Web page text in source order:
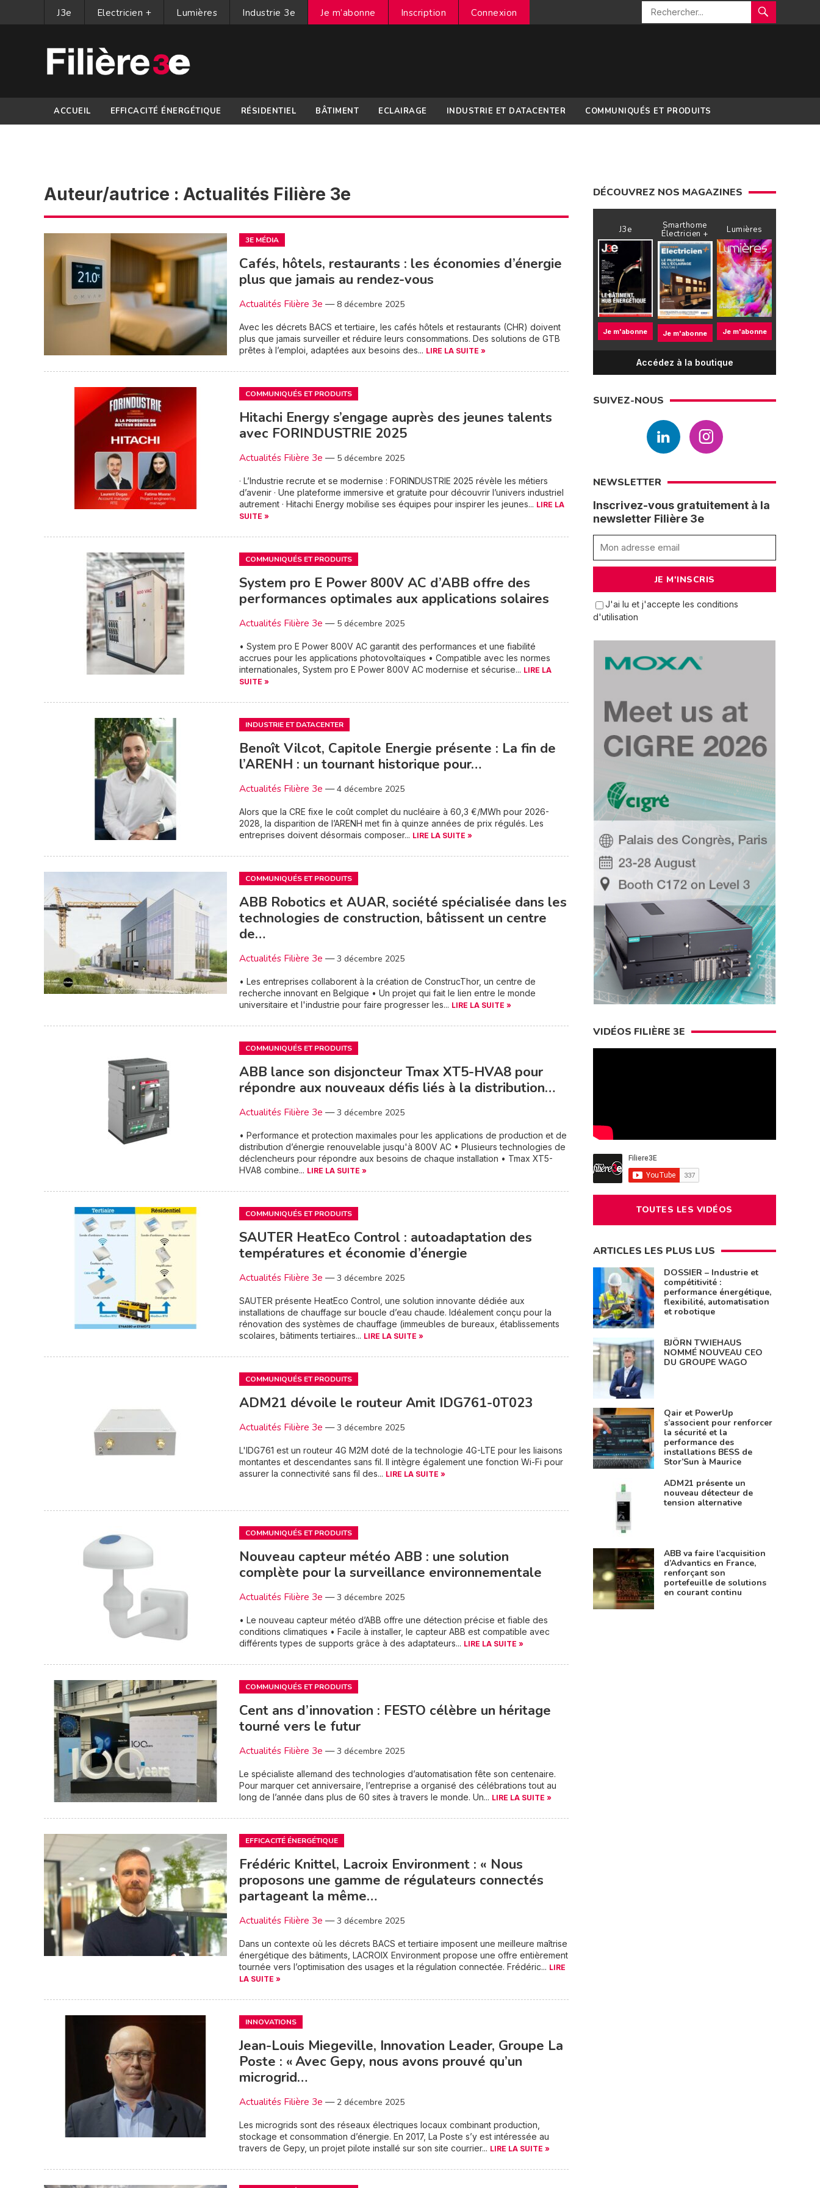
J3e Electricien + Lumières Industrie 3e Je m’abonne Inscription Connexion
ACCUEIL EFFICACITÉ ÉNERGÉTIQUE RÉSIDENTIEL BÂTIMENT ECLAIRAGE INDUSTRIE ET DATACENTER COMMUNIQUÉS ET PRODUITS
Auteur/autrice : Actualités Filière 3e
3E MÉDIA
Cafés, hôtels, restaurants : les économies d’énergie
plus que jamais au rendez-vous
Actualités Filière 3e — 8 décembre 2025
Avec les décrets BACS et tertiaire, les cafés hôtels et restaurants (CHR) doivent
plus que jamais surveiller et réduire leurs consommations. Des solutions de GTB
prêtes à l’emploi, adaptées aux besoins des... LIRE LA SUITE »
COMMUNIQUÉS ET PRODUITS
Hitachi Energy s’engage auprès des jeunes talents
avec FORINDUSTRIE 2025
Actualités Filière 3e — 5 décembre 2025
· L’Industrie recrute et se modernise : FORINDUSTRIE 2025 révèle les métiers
d’avenir · Une plateforme immersive et gratuite pour découvrir l’univers industriel
autrement · Hitachi Energy mobilise ses équipes pour inspirer les jeunes... LIRE LA
SUITE »
COMMUNIQUÉS ET PRODUITS
System pro E Power 800V AC d’ABB offre des
performances optimales aux applications solaires
Actualités Filière 3e — 5 décembre 2025
• System pro E Power 800V AC garantit des performances et une fiabilité
accrues pour les applications photovoltaïques • Compatible avec les normes
internationales, System pro E Power 800V AC modernise et sécurise... LIRE LA
SUITE »
INDUSTRIE ET DATACENTER
Benoît Vilcot, Capitole Energie présente : La fin de
l’ARENH : un tournant historique pour…
Actualités Filière 3e —4 décembre 2025
Alors que la CRE fixe le coût complet du nucléaire à 60,3 €/MWh pour 2026-
2028, la disparition de l’ARENH met fin à quinze années de prix régulés. Les
entreprises doivent désormais composer... LIRE LA SUITE »
COMMUNIQUÉS ET PRODUITS
ABB Robotics et AUAR, société spécialisée dans les
technologies de construction, bâtissent un centre
de…
Actualités Filière 3e —3 décembre 2025
• Les entreprises collaborent à la création de ConstrucThor, un centre de
recherche innovant en Belgique • Un projet qui fait le lien entre le monde
universitaire et l'industrie pour faire progresser les... LIRE LA SUITE »
COMMUNIQUÉS ET PRODUITS
ABB lance son disjoncteur Tmax XT5-HVA8 pour
répondre aux nouveaux défis liés à la distribution…
Actualités Filière 3e —3 décembre 2025
• Performance et protection maximales pour les applications de production et de
distribution d’énergie renouvelable jusqu'à 800V AC • Plusieurs technologies de
déclencheurs pour répondre aux besoins de chaque installation • Tmax XT5-
HVA8 combine... LIRE LA SUITE »
COMMUNIQUÉS ET PRODUITS
SAUTER HeatEco Control : autoadaptation des
températures et économie d’énergie
Actualités Filière 3e —3 décembre 2025
SAUTER présente HeatEco Control, une solution innovante dédiée aux
installations de chauffage sur boucle d’eau chaude. Idéalement conçu pour la
rénovation des systèmes de chauffage (immeubles de bureaux, établissements
scolaires, bâtiments tertiaires... LIRE LA SUITE »
COMMUNIQUÉS ET PRODUITS
ADM21 dévoile le routeur Amit IDG761-0T023
Actualités Filière 3e —3 décembre 2025
L'IDG761 est un routeur 4G M2M doté de la technologie 4G-LTE pour les liaisons
montantes et descendantes sans fil. Il intègre également une fonction Wi-Fi pour
assurer la connectivité sans fil des... LIRE LA SUITE »
COMMUNIQUÉS ET PRODUITS
Nouveau capteur météo ABB : une solution
complète pour la surveillance environnementale
Actualités Filière 3e —3 décembre 2025
• Le nouveau capteur météo d’ABB offre une détection précise et fiable des
conditions climatiques • Facile à installer, le capteur ABB est compatible avec
différents types de supports grâce à des adaptateurs... LIRE LA SUITE »
COMMUNIQUÉS ET PRODUITS
Cent ans d’innovation : FESTO célèbre un héritage
tourné vers le futur
Actualités Filière 3e —3 décembre 2025
Le spécialiste allemand des technologies d’automatisation fête son centenaire.
Pour marquer cet anniversaire, l’entreprise a organisé des célébrations tout au
long de l’année dans plus de 60 sites à travers le monde. Un... LIRE LA SUITE »
EFFICACITÉ ÉNERGÉTIQUE
Frédéric Knittel, Lacroix Environment : « Nous
proposons une gamme de régulateurs connectés
partageant la même…
Actualités Filière 3e —3 décembre 2025
Dans un contexte où les décrets BACS et tertiaire imposent une meilleure maîtrise
énergétique des bâtiments, LACROIX Environment propose une offre entièrement
tournée vers l’optimisation des usages et la régulation connectée. Frédéric... LIRE
LA SUITE »
INNOVATIONS
Jean-Louis Miegeville, Innovation Leader, Groupe La
Poste : « Avec Gepy, nous avons prouvé qu’un
microgrid…
Actualités Filière 3e — 2 décembre 2025
Les microgrids sont des réseaux électriques locaux combinant production,
stockage et consommation d’énergie. En 2017, La Poste s’y est intéressée au
travers de Gepy, un projet pilote installé sur son site courrier... LIRE LA SUITE »
DÉCOUVREZ NOS MAGAZINES
J3e
Je m'abonne
Smarthome
Électricien +
Je m'abonne
Lumières
Je m'abonne
Accédez à la boutique
SUIVEZ-NOUS
NEWSLETTER
Inscrivez-vous gratuitement à la
newsletter Filière 3e
J'ai lu et j'accepte les conditions
d'utilisation
VIDÉOS FILIÈRE 3E
TOUTES LES VIDÉOS
ARTICLES LES PLUS LUS
DOSSIER – Industrie et
compétitivité :
performance énergétique,
flexibilité, automatisation
et robotique
BJÖRN TWIEHAUS
NOMMÉ NOUVEAU CEO
DU GROUPE WAGO
Qair et PowerUp
s’associent pour renforcer
la sécurité et la
performance des
installations BESS de
Stor’Sun à Maurice
ADM21 présente un
nouveau détecteur de
tension alternative
ABB va faire l’acquisition
d’Advantics en France,
renforçant son
portefeuille de solutions
en courant continu